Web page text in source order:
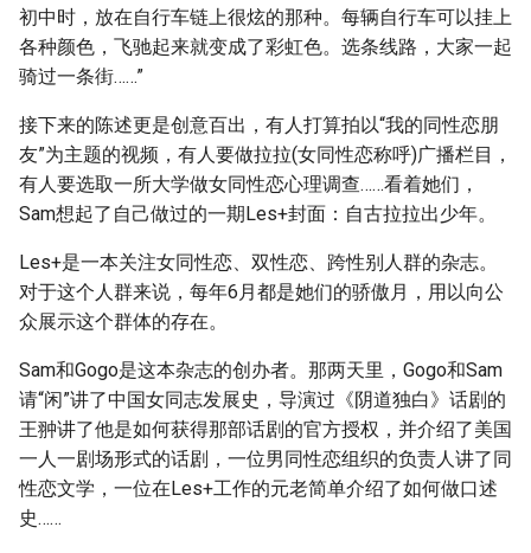
初中时，放在自行车链上很炫的那种。每辆自行车可以挂上
各种颜色，飞驰起来就变成了彩虹色。选条线路，大家一起
骑过一条街……”
接下来的陈述更是创意百出，有人打算拍以“我的同性恋朋
友”为主题的视频，有人要做拉拉(女同性恋称呼)广播栏目，
有人要选取一所大学做女同性恋心理调查……看着她们，
Sam想起了自己做过的一期Les+封面：自古拉拉出少年。
Les+是一本关注女同性恋、双性恋、跨性别人群的杂志。
对于这个人群来说，每年6月都是她们的骄傲月，用以向公
众展示这个群体的存在。
Sam和Gogo是这本杂志的创办者。那两天里，Gogo和Sam
请“闲”讲了中国女同志发展史，导演过《阴道独白》话剧的
王翀讲了他是如何获得那部话剧的官方授权，并介绍了美国
一人一剧场形式的话剧，一位男同性恋组织的负责人讲了同
性恋文学，一位在Les+工作的元老简单介绍了如何做口述
史……